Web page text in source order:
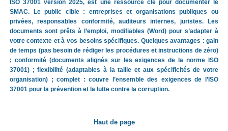
ISO 37001 version 2025, est une ressource clé pour documenter le
SMAC. Le public cible : entreprises et organisations publiques ou
privées, responsables conformité, auditeurs internes, juristes. Les
documents sont prêts à l’emploi, modifiables (Word) pour s’adapter à
votre contexte et à vos besoins spécifiques. Quelques avantages : gain
de temps (pas besoin de rédiger les procédures et instructions de zéro)
; conformité (documents alignés sur les exigences de la norme ISO
37001) ; flexibilité (adaptables à la taille et aux spécificités de votre
organisation) ; complet : couvre l’ensemble des exigences de l’ISO
37001 pour la prévention et la lutte contre la corruption.
Haut de page